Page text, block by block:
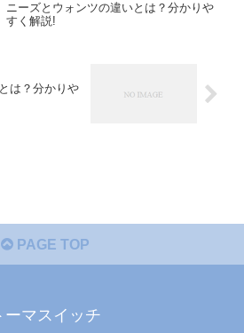
ニーズとウォンツの違いとは？分かりや
すく解説!
は？分かりや
PAGE TOP
ーマスイッチ